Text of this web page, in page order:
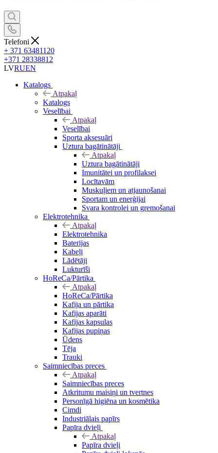
Telefoni
+ 371 63481120
+371 28338812
LVRUEN
Katalogs
Atpakaļ
Katalogs
Veselībai
Atpakaļ
Veselībai
Sporta aksesuāri
Uztura bagātinātāji
Atpakaļ
Uztura bagātinātāji
Imunitātei un profilaksei
Locītavām
Muskuļiem un atjaunošanai
Sportam un enerģijai
Svara kontrolei un gremošanai
Elektrotehnika
Atpakaļ
Elektrotehnika
Baterijas
Kabeļi
Lādētāji
Lukturīši
HoReCa/Pārtika
Atpakaļ
HoReCa/Pārtika
Kafija un pārtika
Kafijas aparāti
Kafijas kapsulas
Kafijas pupiņas
Ūdens
Tēja
Trauki
Saimniecības preces
Atpakaļ
Saimniecības preces
Atkritumu maisiņi un tvertnes
Personīgā higiēna un kosmētika
Cimdi
Industriālais papīrs
Papīra dvieļi
Atpakaļ
Papīra dvieļi